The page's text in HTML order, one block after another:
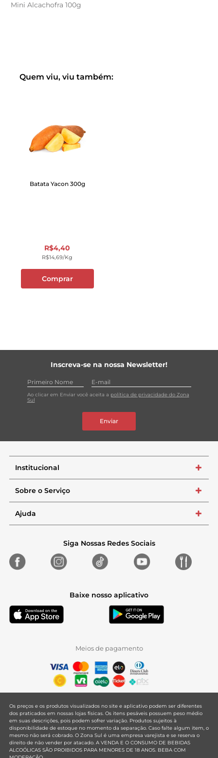
Mini Alcachofra 100g
Quem viu, viu também:
Batata Yacon 300g
R$4,40
R$14,69/kg
Comprar
Inscreva-se na nossa Newsletter!
Ao clicar em Enviar você aceita a política de privacidade do Zona
Sul
Enviar
Institucional +
Sobre o Serviço +
Ajuda +
Siga Nossas Redes Sociais
Baixe nosso aplicativo
Meios de pagamento
Os preços e os produtos visualizados no site e aplicativo podem ser diferentes
dos praticados em nossas lojas físicas. Os itens pesáveis possuem peso médio
em suas descrições, pois podem sofrer variação. Produtos sujeitos à
disponibilidade de estoque no momento da separação. Caso falte algum item, o
mesmo não será cobrado. O Zona Sul é uma empresa varejista e se reserva o
direito de não vender por atacado. A VENDA E O CONSUMO DE BEBIDAS
ALCOÓLICAS SÃO PROIBIDOS PARA MENORES DE 18 ANOS. BEBA COM